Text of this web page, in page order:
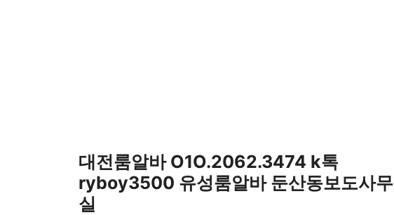
대전룸알바 O1O.2062.3474 k톡
ryboy3500 유성룸알바 둔산동보도사무
실